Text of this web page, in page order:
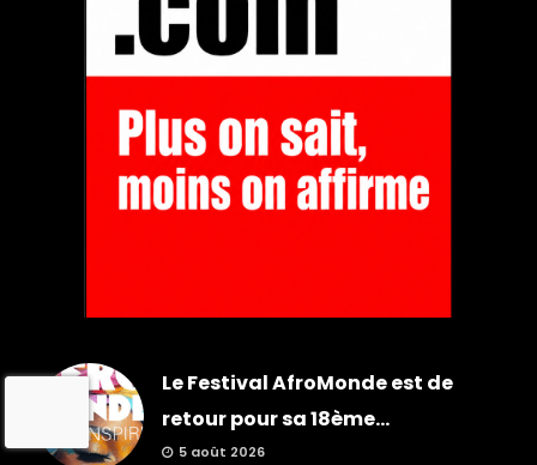
Le Festival AfroMonde est de
retour pour sa 18ème...
5 août 2026